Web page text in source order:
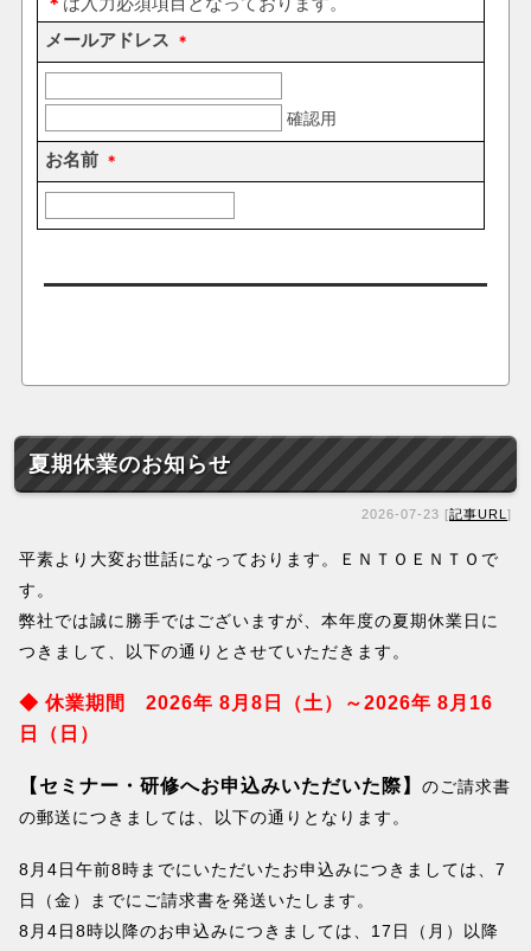
夏期休業のお知らせ
2026-07-23 [記事URL ]
平素より大変お世話になっております。ＥＮＴＯＥＮＴＯで
す。
弊社では誠に勝手ではございますが、本年度の夏期休業日に
つきまして、以下の通りとさせていただきます。
◆ 休業期間 2026年 8月8日（土）～2026年 8月16
日（日）
【セミナー・研修へお申込みいただいた際】 のご請求書
の郵送につきましては、以下の通りとなります。
8月4日午前8時までにいただいたお申込みにつきましては、7
日（金）までにご請求書を発送いたします。
8月4日8時以降のお申込みにつきましては、17日（月）以降